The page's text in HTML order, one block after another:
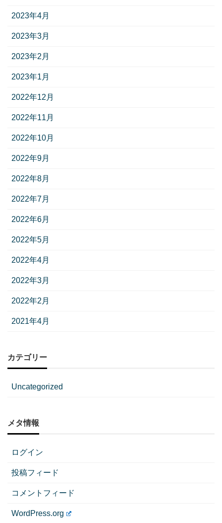
2023年4月
2023年3月
2023年2月
2023年1月
2022年12月
2022年11月
2022年10月
2022年9月
2022年8月
2022年7月
2022年6月
2022年5月
2022年4月
2022年3月
2022年2月
2021年4月
カテゴリー
Uncategorized
メタ情報
ログイン
投稿フィード
コメントフィード
WordPress.org